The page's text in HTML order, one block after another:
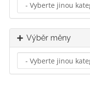
Výběr měny